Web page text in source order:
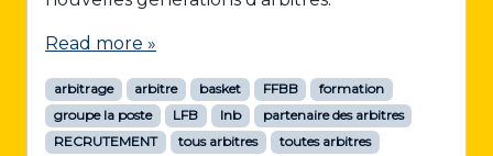
Read more »
arbitrage arbitre basket FFBB
formation
groupe la poste
LFB lnb
partenaire des arbitres
RECRUTEMENT
tous arbitres toutes arbitres